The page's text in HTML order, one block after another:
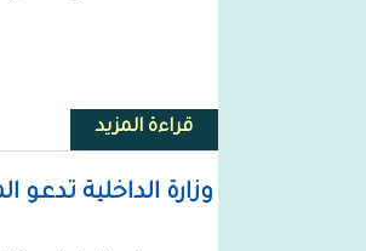
قراءة المزيدحول مسابقة
وزارة الداخلية